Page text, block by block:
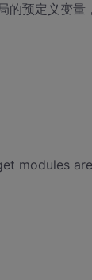
预定义变量
modules